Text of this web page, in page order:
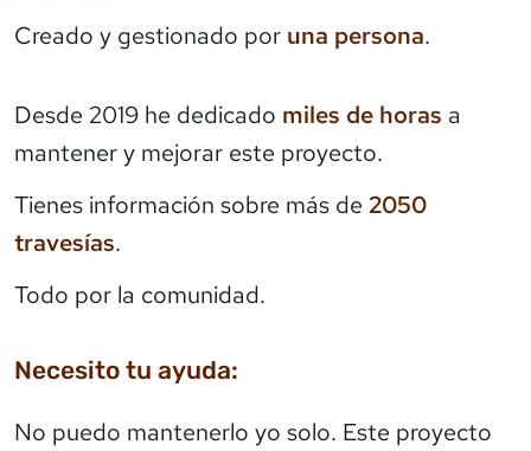
Creado y gestionado por una persona.
Desde 2019 he dedicado miles de horas a
mantener y mejorar este proyecto.
Tienes información sobre más de 2050
travesías.
Todo por la comunidad.
Necesito tu ayuda:
No puedo mantenerlo yo solo. Este proyecto